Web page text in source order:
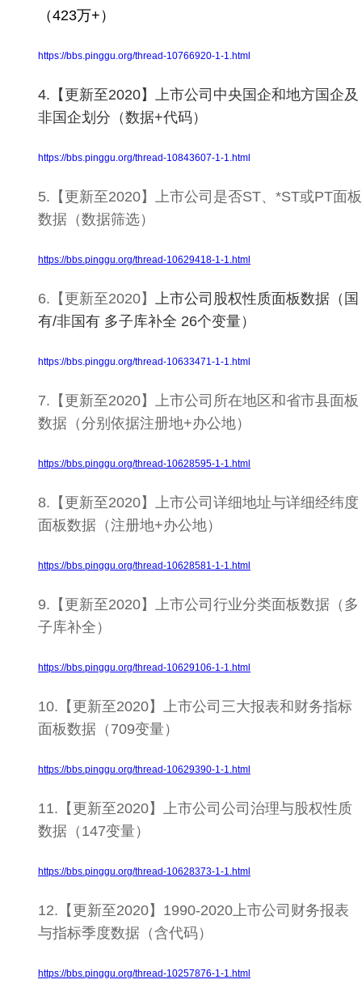
（423万+）
https://bbs.pinggu.org/thread-10766920-1-1.html
4.【更新至2020】上市公司中央国企和地方国企及
非国企划分（数据+代码）
https://bbs.pinggu.org/thread-10843607-1-1.html
5.【更新至2020】上市公司是否ST、*ST或PT面板
数据（数据筛选）
https://bbs.pinggu.org/thread-10629418-1-1.html
6.【更新至2020】 上市公司股权性质面板数据（国
有/非国有 多子库补全 26个变量）
https://bbs.pinggu.org/thread-10633471-1-1.html
7.【更新至2020】上市公司所在地区和省市县面板
数据（分别依据注册地+办公地）
https://bbs.pinggu.org/thread-10628595-1-1.html
8.【更新至2020】上市公司详细地址与详细经纬度
面板数据（注册地+办公地）
https://bbs.pinggu.org/thread-10628581-1-1.html
9.【更新至2020】上市公司行业分类面板数据（多
子库补全）
https://bbs.pinggu.org/thread-10629106-1-1.html
10.【更新至2020】上市公司三大报表和财务指标
面板数据（709变量）
https://bbs.pinggu.org/thread-10629390-1-1.html
11.【更新至2020】上市公司公司治理与股权性质
数据（147变量）
https://bbs.pinggu.org/thread-10628373-1-1.html
12.【更新至2020】1990-2020上市公司财务报表
与指标季度数据（含代码）
https://bbs.pinggu.org/thread-10257876-1-1.html